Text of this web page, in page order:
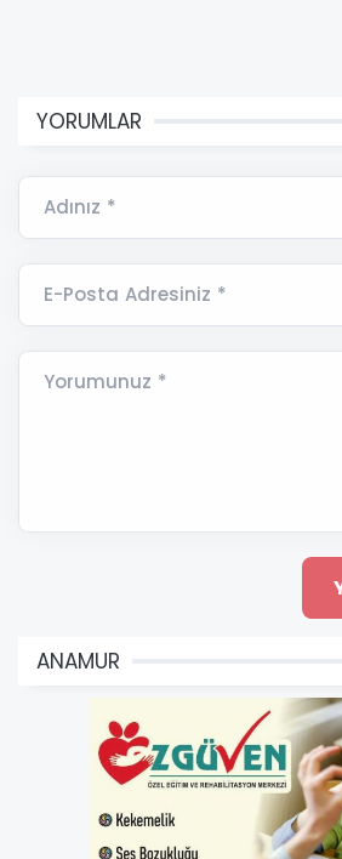
YORUMLAR
Adınız *
E-Posta Adresiniz *
Yorumunuz *
ANAMUR